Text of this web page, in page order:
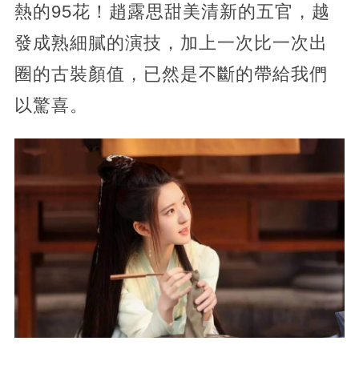
熱的95花！趙露思甜美清新的五官，越
發成熟細膩的演技，加上一次比一次出
圈的古裝顏值，已然是不斷的帶給我們
以驚喜。